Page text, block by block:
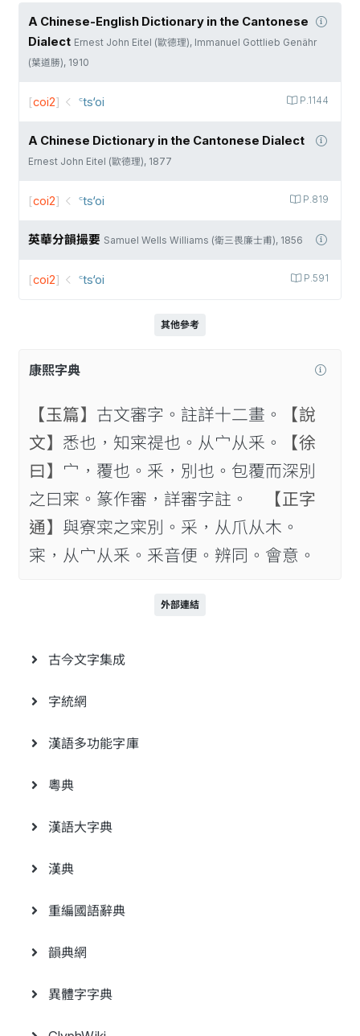
A Chinese-English Dictionary in the Cantonese
Dialect Ernest John Eitel (歐德理), Immanuel Gottlieb Genähr
(葉道勝), 1910
P.1144
[coi2] ꜂ts‘oi
A Chinese Dictionary in the Cantonese Dialect
Ernest John Eitel (歐德理), 1877
P.819
[coi2] ꜂ts‘oi
英華分韻撮要 Samuel Wells Williams (衛三畏廉士甫), 1856
P.591
[coi2] ꜂ts‘oi
其他參考
康熙字典
【玉篇】 古文審字。註詳十二畫。
【說
文】 悉也，知宷禔也。从宀从釆。
【徐
曰】 宀，覆也。釆，別也。包覆而深別
之曰宷。篆作審，詳審字註。
【正字
通】 與寮寀之寀別。采，从爪从木。
宷，从宀从釆。釆音便。辨同。會意。
外部連結
古今文字集成
字統網
漢語多功能字庫
粵典
漢語大字典
漢典
重編國語辭典
韻典網
異體字字典